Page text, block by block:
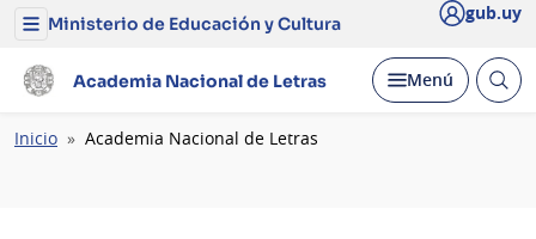
Menú
Ministerio
de
y
Cultura
Ministerio de Educación y Cultura gub.uy
Academia Nacional de Letras Desplegar
Menú Abrir
Ruta
Inicio Academia Nacional de Letras